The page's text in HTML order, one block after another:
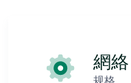
網絡